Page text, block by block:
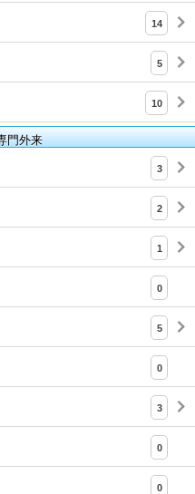
14
5
10
門外来
3
2
1
0
5
0
3
0
0